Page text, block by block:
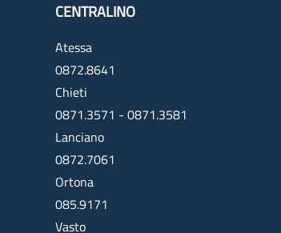
CENTRALINO
Atessa
0872.8641
Chieti
0871.3571 - 0871.3581
Lanciano
0872.7061
Ortona
085.9171
Vasto